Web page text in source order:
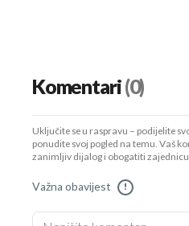
Komentari(0)
Uključite se u raspravu – podijelite
ponudite svoj pogled na temu. Vaš
zanimljiv dijalog i obogatiti
Važna obavijest !